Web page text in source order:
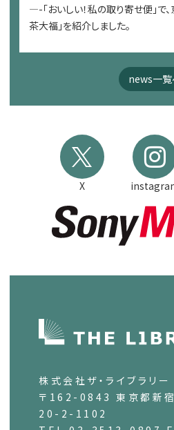
—-「おいしい！私の取り寄せ便」で
茶大福」を紹介しました。
news一覧
X
株式会社ザ・ライブラリー
〒162-0843 東京都新
20-2-1102